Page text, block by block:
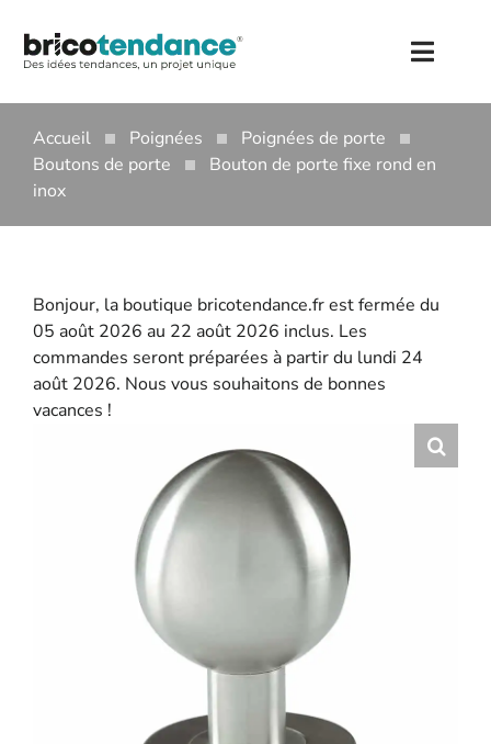
content
PORTES COULISSANTES
PORTES COULISSANTES ATELIER
RAILS PORTE COULISSANTE
ACCESSOIRES PORTE COULISSANTE
VERRIÈRES
HAUTEUR 1080 MM
POIGNÉES DE MEUBLE
BARRES D’APPUI
ACCESSOIRES MEUBLE
AGENCEMENT INTÉRIEUR
CONTACT
Compte
PASSWORD:
SE SOUVENIR DE MOI
S'ENREGISTRER
Accueil Poignées
Poignées de porte
Boutons de porte
Bouton de porte fixe rond en
inox
Bonjour, la boutique bricotendance.fr est fermée du
05 août 2026 au 22 août 2026 inclus. Les
commandes seront préparées à partir du lundi 24
août 2026. Nous vous souhaitons de bonnes
vacances !